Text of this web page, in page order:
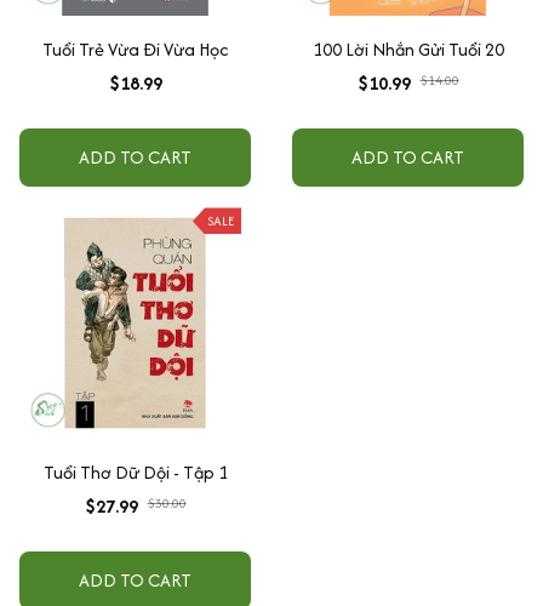
Tuổi Trẻ Vừa Đi Vừa Học
$18.99
ADD TO CART
100 Lời Nhắn Gửi Tuổi 20
$10.99 $14.00
ADD TO CART
SALE
Tuổi Thơ Dữ Dội - Tập 1
$27.99 $30.00
ADD TO CART